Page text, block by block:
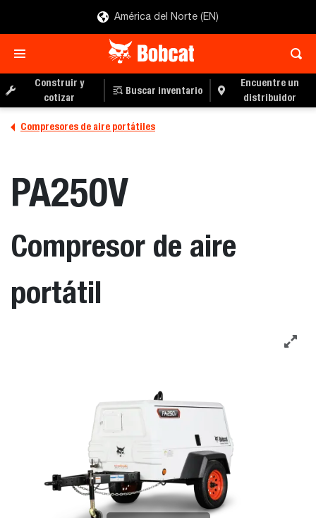
América del Norte (EN)
Construir y
cotizar
Buscar inventario
Encuentre un
distribuidor
Compresores de aire portátiles
PA250V
Compresor de aire
portátil